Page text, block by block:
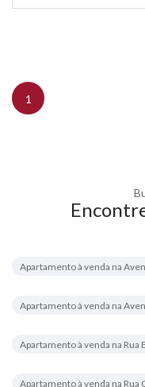
1
Apartamento à venda na
Apartamento à venda na
Apartamento à venda na Rua
Apartamento à venda na Rua